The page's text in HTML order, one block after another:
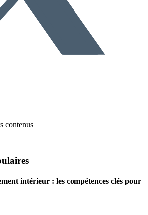
contenus
intérieur : les compétences clés pour